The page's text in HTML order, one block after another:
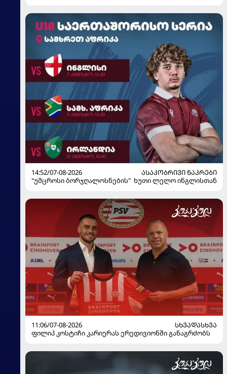
14:52/07-08-2026
ᲐᲡᲐᲙᲝᲑᲠᲘᲕᲘ ᲜᲐᲙᲠᲔᲑᲘ
"უმცროსი ბორჯღალოსნების" ხუთი ლელო ინგლისთან
11:06/07-08-2026
ᲡᲮᲕᲐᲓᲐᲡᲮᲕᲐ
ფილიპ კოსტიჩი კარიერას ერედივიონში განაგრძობს